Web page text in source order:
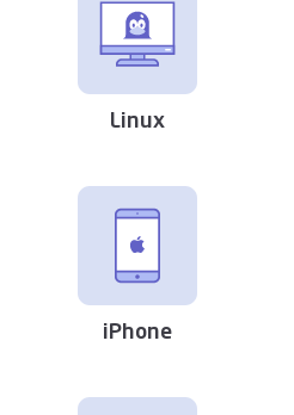
Linux
iPhone